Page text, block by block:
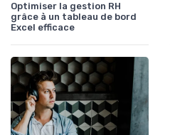
Optimiser la gestion RH
grâce à un tableau de bord
Excel efficace